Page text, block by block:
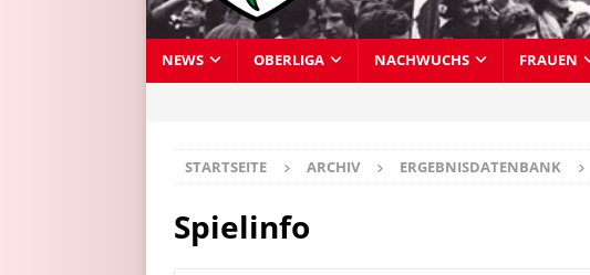
NEWS OBERLIGA NACHWUCHS FRAUEN
STARTSEITE ARCHIV ERGEBNISDATENBANK
Spielinfo